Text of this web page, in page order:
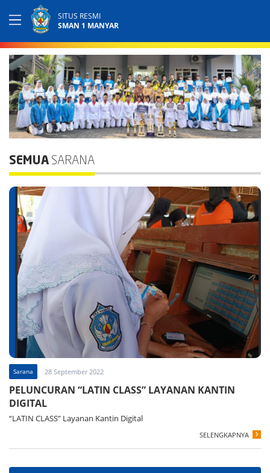
SITUS RESMI
SMAN 1 MANYAR
SEMUA SARANA
Sarana 28 September 2022
PELUNCURAN “LATIN CLASS” LAYANAN KANTIN
DIGITAL
“LATIN CLASS” Layanan Kantin Digital
SELENGKAPNYA